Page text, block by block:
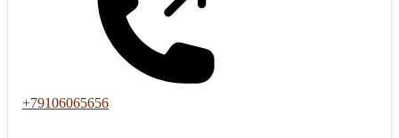
+79106065656